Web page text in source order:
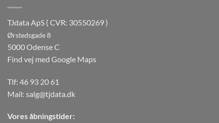
TJdata ApS ( CVR: 30550269 )
Ørstedsgade 8
5000 Odense C
Find vej med Google Maps
Tlf: 46 93 20 61
Mail: salg@tjdata.dk
Vores åbningstider: